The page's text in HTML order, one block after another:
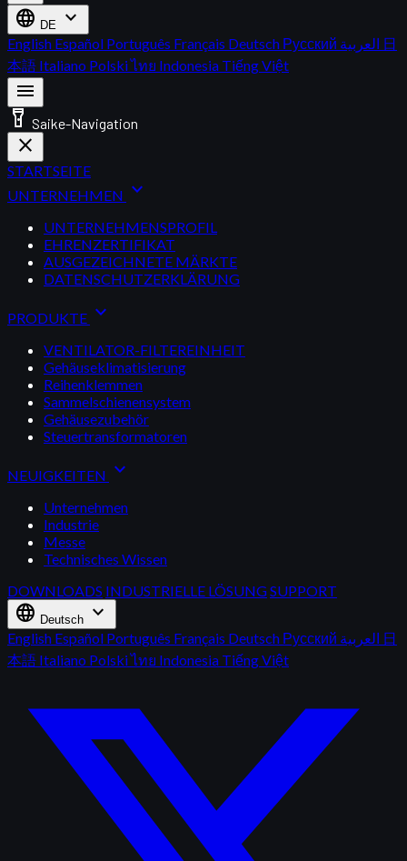
language DE expand_more
English Español Português Français Deutsch Русский
日
本語 Italiano Polskiไทย Indonesia Tiếng Việt
menu
flashlight_on Saike-Navigation
close
STARTSEITE
UNTERNEHMEN expand_more
UNTERNEHMENSPROFIL
EHRENZERTIFIKAT
AUSGEZEICHNETE MÄRKTE
DATENSCHUTZERKLÄRUNG
PRODUKTE expand_more
VENTILATOR-FILTEREINHEIT
Gehäuseklimatisierung
Reihenklemmen
Sammelschienensystem
Gehäusezubehör
Steuertransformatoren
NEUIGKEITEN expand_more
Unternehmen
Industrie
Messe
Technisches Wissen
DOWNLOADS INDUSTRIELLE LÖSUNGSUPPORT
language Deutsch expand_more
English Español Português Français Deutsch Русский
日
本語 Italiano Polskiไทย Indonesia Tiếng Việt